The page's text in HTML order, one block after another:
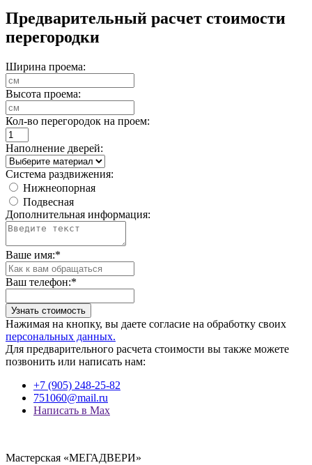
Предварительный расчет стоимости
перегородки
Ширина проема:
Высота проема:
Кол-во перегородок на проем:
Наполнение дверей:
Система раздвижения:
Нижнеопорная
Подвесная
Дополнительная информация:
Ваше имя:*
Ваш телефон:*
Узнать стоимость
Нажимая на кнопку, вы даете согласие на обработку своих
персональных данных.
Для предварительного расчета стоимости вы также можете
позвонить или написать нам:
+7 (905) 248-25-82
751060@mail.ru
Написать в Max
Мастерская «МЕГАДВЕРИ»